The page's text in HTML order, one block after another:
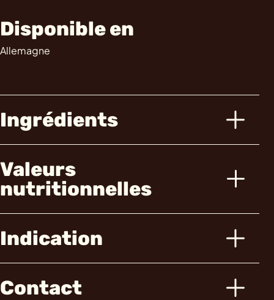
Disponible en
Allemagne
Ingrédients
Valeurs
nutritionnelles
Indication
Contact